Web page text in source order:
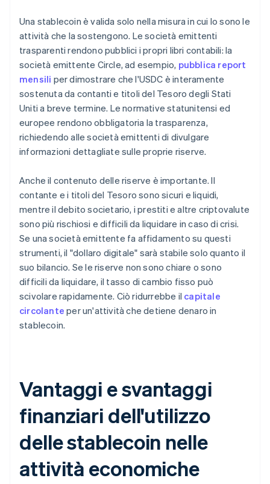
Una stablecoin è valida solo nella misura in cui lo sono le
attività che la sostengono. Le società emittenti
trasparenti rendono pubblici i propri libri contabili: la
società emittente Circle, ad esempio, pubblica report
mensili per dimostrare che l'USDC è interamente
sostenuta da contanti e titoli del Tesoro degli Stati
Uniti a breve termine. Le normative statunitensi ed
europee rendono obbligatoria la trasparenza,
richiedendo alle società emittenti di divulgare
informazioni dettagliate sulle proprie riserve.
Anche il contenuto delle riserve è importante. Il
contante e i titoli del Tesoro sono sicuri e liquidi,
mentre il debito societario, i prestiti e altre criptovalute
sono più rischiosi e difficili da liquidare in caso di crisi.
Se una società emittente fa affidamento su questi
strumenti, il "dollaro digitale" sarà stabile solo quanto il
suo bilancio. Se le riserve non sono chiare o sono
difficili da liquidare, il tasso di cambio fisso può
scivolare rapidamente. Ciò ridurrebbe il capitale
circolante per un'attività che detiene denaro in
stablecoin.
Vantaggi e svantaggi
finanziari dell'utilizzo
delle stablecoin nelle
attività economiche